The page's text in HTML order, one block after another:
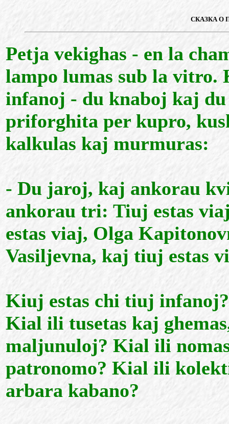
СКАЗКА О
Petja vekighas - en la
lampo lumas sub la vitro.
infanoj - du knaboj kaj
priforghita per kupro,
kalkulas kaj murmuras:
- Du jaroj, kaj ankorau
ankorau tri: Tiuj estas
estas viaj, Olga
Vasiljevna, kaj tiuj estas
Kiuj estas chi tiuj
Kial ili tusetas kaj
maljunuloj? Kial ili
patronomo? Kial ili
arbara kabano?